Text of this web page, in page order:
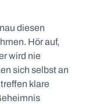
diesen
Hör auf,
wird nie
sich selbst an
klare